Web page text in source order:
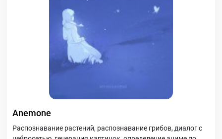
Anemone
Распознавание растений, распознавание грибов, диалог с